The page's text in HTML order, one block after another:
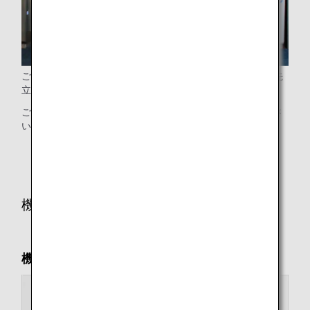
ご高齢で、お手伝いの必要なお客様は、その他のお客様に先
立って搭乗のご案内をいたします。
ご希望のお客様は、お早めに搭乗口係員までお知らせくださ
い。
機内で
機内用車いす貸し出し